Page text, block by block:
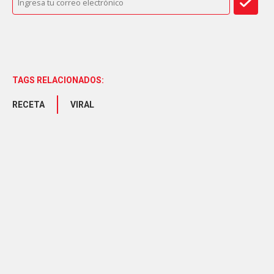
TAGS RELACIONADOS:
RECETA VIRAL